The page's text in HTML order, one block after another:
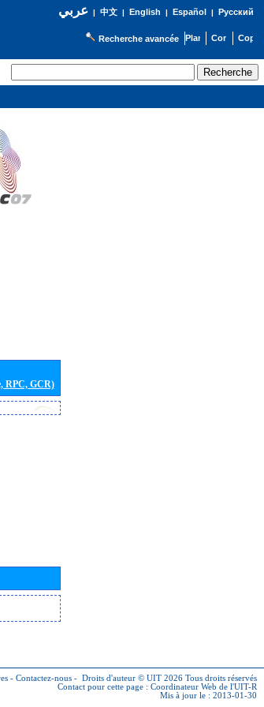
عربي| 中文| English | Español | Русский
Recherche avancée
RPC, GCR)
- Contactez-nous - Droits d'auteur © UIT 2026 Tous droits réservés
Contact pour cette page : Coordinateur Web de l'UIT-R
Mis à jour le : 2013-01-30